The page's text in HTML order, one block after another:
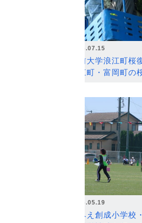
2026.07.15
弘前大学浪江町
浪江町・富岡町の
2026.05.19
なみえ創成小学校